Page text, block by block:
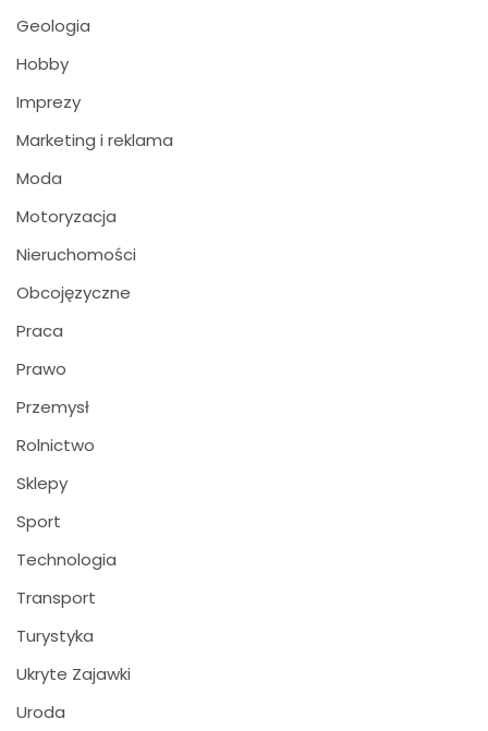
Geologia
Hobby
Imprezy
Marketing i reklama
Moda
Motoryzacja
Nieruchomości
Obcojęzyczne
Praca
Prawo
Przemysł
Rolnictwo
Sklepy
Sport
Technologia
Transport
Turystyka
Ukryte Zajawki
Uroda